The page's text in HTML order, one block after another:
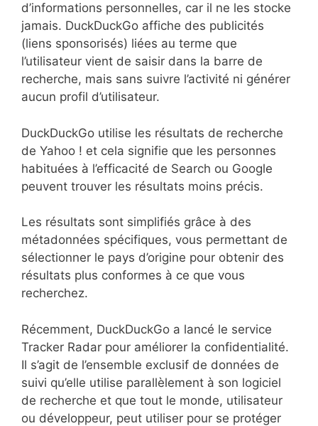
d’informations personnelles, car il ne les stocke
jamais. DuckDuckGo affiche des publicités
(liens sponsorisés) liées au terme que
l’utilisateur vient de saisir dans la barre de
recherche, mais sans suivre l’activité ni générer
aucun profil d’utilisateur.
DuckDuckGo utilise les résultats de recherche
de Yahoo ! et cela signifie que les personnes
habituées à l’efficacité de Search ou Google
peuvent trouver les résultats moins précis.
Les résultats sont simplifiés grâce à des
métadonnées spécifiques, vous permettant de
sélectionner le pays d’origine pour obtenir des
résultats plus conformes à ce que vous
recherchez.
Récemment, DuckDuckGo a lancé le service
Tracker Radar pour améliorer la confidentialité.
Il s’agit de l’ensemble exclusif de données de
suivi qu’elle utilise parallèlement à son logiciel
de recherche et que tout le monde, utilisateur
ou développeur, peut utiliser pour se protéger